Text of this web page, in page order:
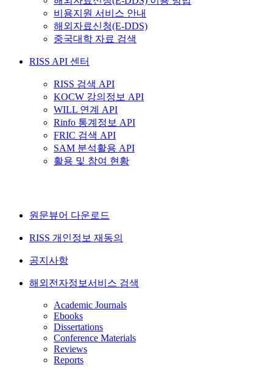
비용지원 서비스 안내
해외자료신청(E-DDS)
중국대학 자료 검색
RISS API 센터
RISS 검색 API
KOCW 강의정보 API
WILL 연계 API
Rinfo 통계정보 API
FRIC 검색 API
SAM 분석활용 API
활용 및 참여 현황
원문뷰어 다운로드
RISS 개인정보 재동의
공지사항
해외전자정보서비스 검색
Academic Journals
Ebooks
Dissertations
Conference Materials
Reviews
Reports